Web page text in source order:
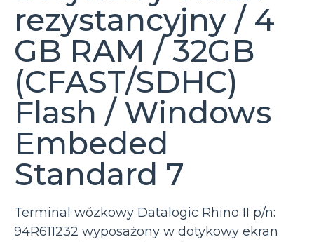
rezystancyjny / 4
GB RAM / 32GB
(CFAST/SDHC)
Flash / Windows
Embeded
Standard 7
Terminal wózkowy Datalogic Rhino II p/n:
94R611232 wyposażony w dotykowy ekran